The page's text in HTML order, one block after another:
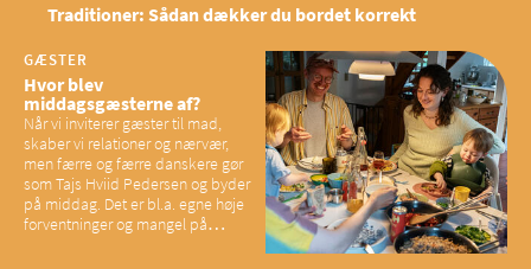
Traditioner: Sådan dækker du bordet korrekt
GÆSTER
Hvor blev
middagsgæsterne af?
Når vi inviterer gæster til mad,
skaber vi relationer og nærvær,
men færre og færre danskere gør
som Tajs Hviid Pedersen og byder
på middag. Det er bl.a. egne høje
forventninger og mangel på